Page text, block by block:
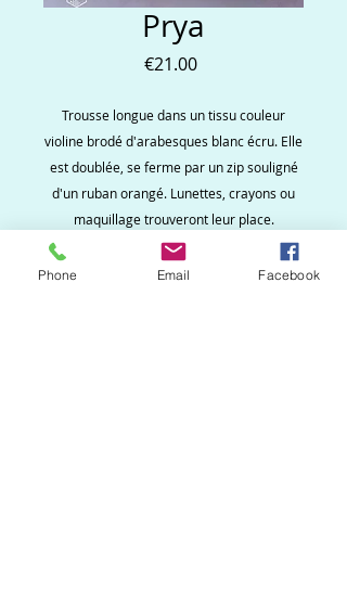
Prya
€21.00Price
Trousse longue dans un tissu couleur
violine brodé d'arabesques blanc écru. Elle
est doublée, se ferme par un zip souligné
d'un ruban orangé. Lunettes, crayons ou
maquillage trouveront leur place.
Phone Email Facebook